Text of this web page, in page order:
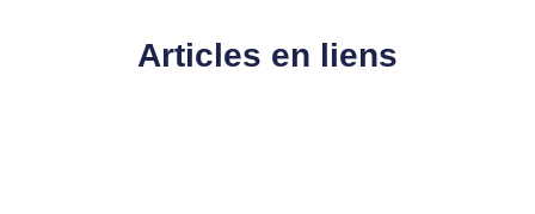
Articles en liens